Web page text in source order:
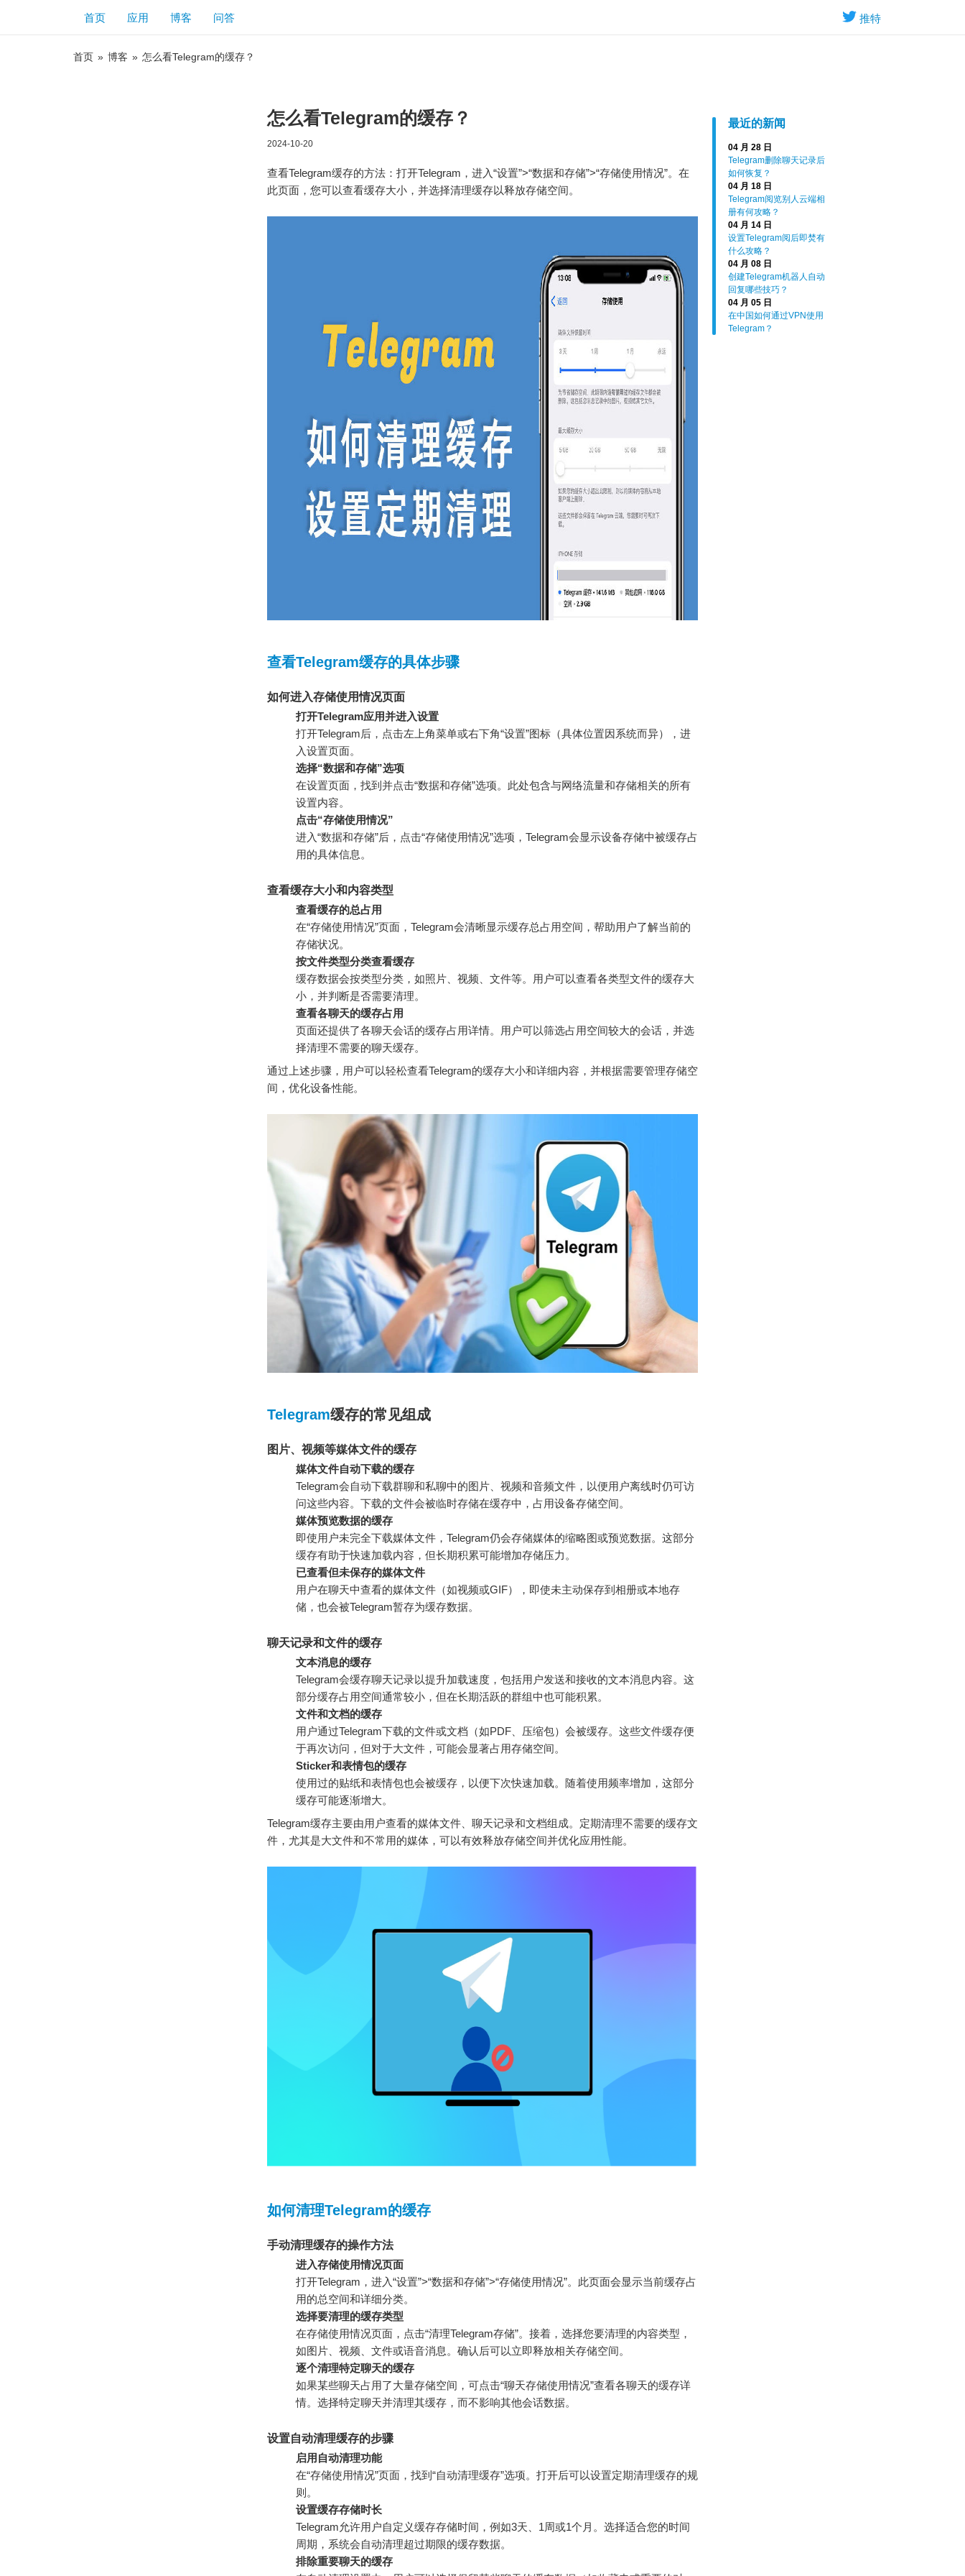
推特
首页 应用 博客 问答
首页 » 博客 » 怎么看Telegram的缓存？
最近的新闻
04 月 28 日
Telegram删除聊天记录后
如何恢复？
04 月 18 日
Telegram阅览别人云端相
册有何攻略？
04 月 14 日
设置Telegram阅后即焚有
什么攻略？
04 月 08 日
创建Telegram机器人自动
回复哪些技巧？
04 月 05 日
在中国如何通过VPN使用
Telegram？
怎么看Telegram的缓存？
2024-10-20
查看Telegram缓存的方法：打开Telegram，进入“设置”>“数据和存储”>“存储使用情况”。在
此页面，您可以查看缓存大小，并选择清理缓存以释放存储空间。
查看Telegram缓存的具体步骤
如何进入存储使用情况页面
打开Telegram应用并进入设置
打开Telegram后，点击左上角菜单或右下角“设置”图标（具体位置因系统而异），进
入设置页面。
选择“数据和存储”选项
在设置页面，找到并点击“数据和存储”选项。此处包含与网络流量和存储相关的所有
设置内容。
点击“存储使用情况”
进入“数据和存储”后，点击“存储使用情况”选项，Telegram会显示设备存储中被缓存占
用的具体信息。
查看缓存大小和内容类型
查看缓存的总占用
在“存储使用情况”页面，Telegram会清晰显示缓存总占用空间，帮助用户了解当前的
存储状况。
按文件类型分类查看缓存
缓存数据会按类型分类，如照片、视频、文件等。用户可以查看各类型文件的缓存大
小，并判断是否需要清理。
查看各聊天的缓存占用
页面还提供了各聊天会话的缓存占用详情。用户可以筛选占用空间较大的会话，并选
择清理不需要的聊天缓存。
通过上述步骤，用户可以轻松查看Telegram的缓存大小和详细内容，并根据需要管理存储空
间，优化设备性能。
Telegram缓存的常见组成
图片、视频等媒体文件的缓存
媒体文件自动下载的缓存
Telegram会自动下载群聊和私聊中的图片、视频和音频文件，以便用户离线时仍可访
问这些内容。下载的文件会被临时存储在缓存中，占用设备存储空间。
媒体预览数据的缓存
即使用户未完全下载媒体文件，Telegram仍会存储媒体的缩略图或预览数据。这部分
缓存有助于快速加载内容，但长期积累可能增加存储压力。
已查看但未保存的媒体文件
用户在聊天中查看的媒体文件（如视频或GIF），即使未主动保存到相册或本地存
储，也会被Telegram暂存为缓存数据。
聊天记录和文件的缓存
文本消息的缓存
Telegram会缓存聊天记录以提升加载速度，包括用户发送和接收的文本消息内容。这
部分缓存占用空间通常较小，但在长期活跃的群组中也可能积累。
文件和文档的缓存
用户通过Telegram下载的文件或文档（如PDF、压缩包）会被缓存。这些文件缓存便
于再次访问，但对于大文件，可能会显著占用存储空间。
Sticker和表情包的缓存
使用过的贴纸和表情包也会被缓存，以便下次快速加载。随着使用频率增加，这部分
缓存可能逐渐增大。
Telegram缓存主要由用户查看的媒体文件、聊天记录和文档组成。定期清理不需要的缓存文
件，尤其是大文件和不常用的媒体，可以有效释放存储空间并优化应用性能。
如何清理Telegram的缓存
手动清理缓存的操作方法
进入存储使用情况页面
打开Telegram，进入“设置”>“数据和存储”>“存储使用情况”。此页面会显示当前缓存占
用的总空间和详细分类。
选择要清理的缓存类型
在存储使用情况页面，点击“清理Telegram存储”。接着，选择您要清理的内容类型，
如图片、视频、文件或语音消息。确认后可以立即释放相关存储空间。
逐个清理特定聊天的缓存
如果某些聊天占用了大量存储空间，可点击“聊天存储使用情况”查看各聊天的缓存详
情。选择特定聊天并清理其缓存，而不影响其他会话数据。
设置自动清理缓存的步骤
启用自动清理功能
在“存储使用情况”页面，找到“自动清理缓存”选项。打开后可以设置定期清理缓存的规
则。
设置缓存存储时长
Telegram允许用户自定义缓存存储时间，例如3天、1周或1个月。选择适合您的时间
周期，系统会自动清理超过期限的缓存数据。
排除重要聊天的缓存